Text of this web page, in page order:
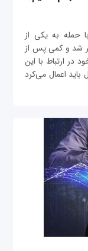
با حمله به یکی از
شد و کمی پس از
ارتباط با این
اعمال می‌کرد